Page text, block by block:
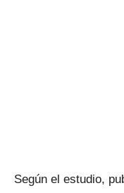
Según el estudio,